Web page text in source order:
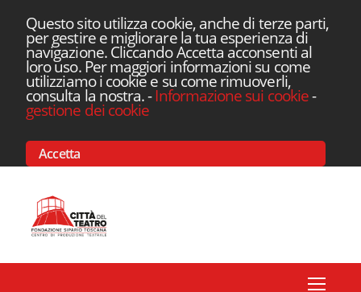
Questo sito utilizza cookie, anche di terze parti,
per gestire e migliorare la tua esperienza di
navigazione. Cliccando Accetta acconsenti al
loro uso. Per maggiori informazioni su come
utilizziamo i cookie e su come rimuoverli,
consulta la nostra.-Informazione sui cookie-
gestione dei cookie
Accetta